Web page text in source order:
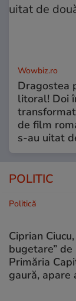
Wowbiz.ro
Dragostea
litoral! Doi
de film
s-au uitat
POLITIC
Politică
Ciprian
bugetare”
Primăria
gaură, apare